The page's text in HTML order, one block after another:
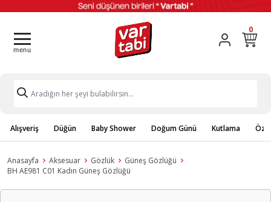
0
Alışveriş Düğün Baby Shower Doğum Günü Kutlama
Anasayfa Aksesuar Gözlük
Güneş Gözlüğü
BH AE981 C01 Kadın Güneş Gözlüğü